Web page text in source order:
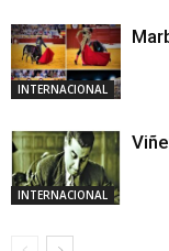
INTERNACIONAL
INTERNACIONAL